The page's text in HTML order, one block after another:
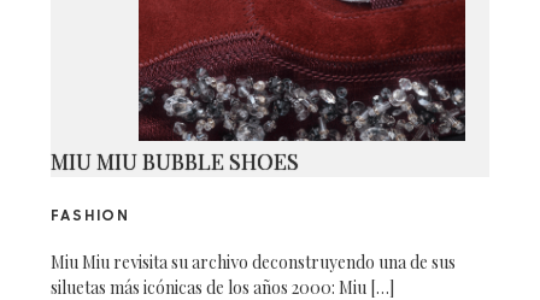
MIU MIU BUBBLE SHOES
FASHION
Miu Miu revisita su archivo deconstruyendo una de sus
siluetas más icónicas de los años 2000: Miu […]